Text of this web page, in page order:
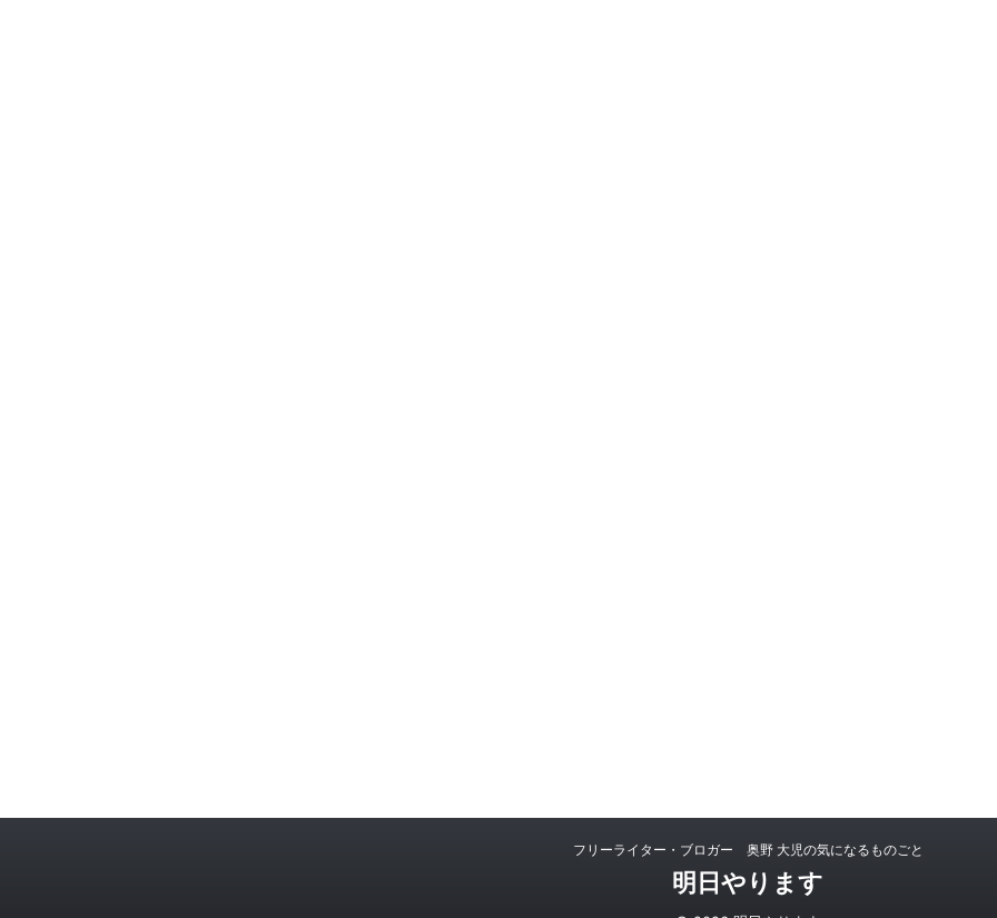
フリーライター・ブロガー 奥野 大児の気になるものごと
明日やります